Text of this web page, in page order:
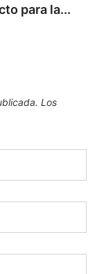
para la...
Los